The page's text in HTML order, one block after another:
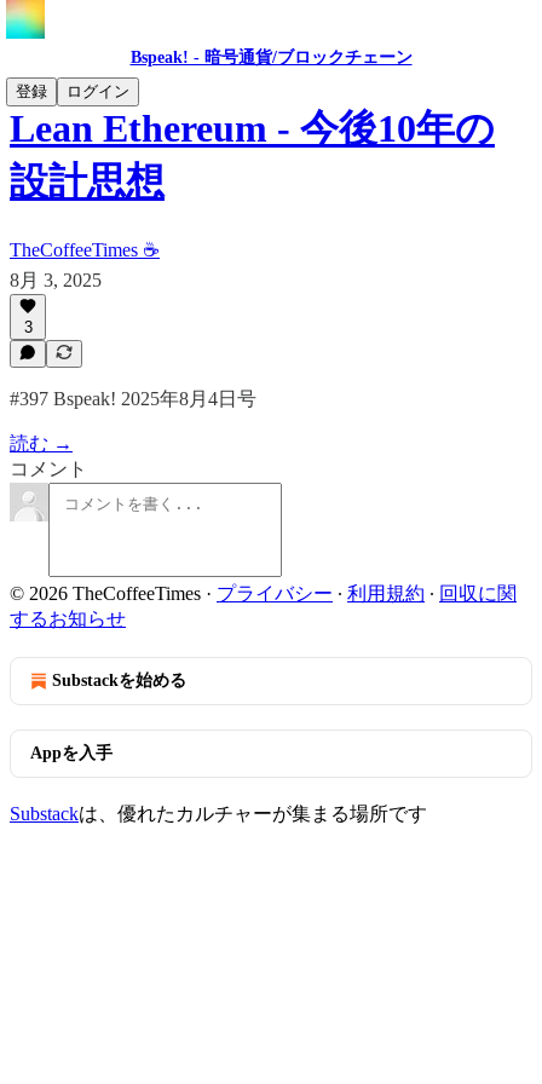
Bspeak! - 暗号通貨/ブロックチェーン
登録
ログイン
Lean Ethereum - 今後10年の
設計思想
TheCoffeeTimes ☕
8月 3, 2025
3
#397 Bspeak! 2025年8月4日号
読む →
コメント
© 2026 TheCoffeeTimes · プライバシー ∙ 利用規約 ∙ 回収に関
するお知らせ
Substackを始める
Appを入手
Substackは、優れたカルチャーが集まる場所です